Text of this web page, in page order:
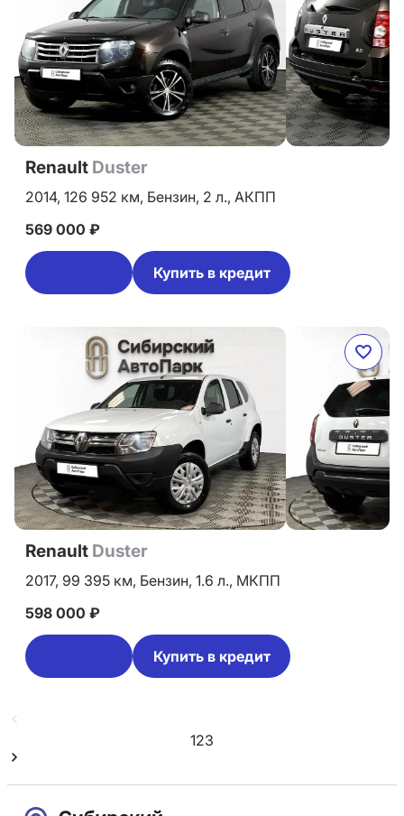
Renault Duster
2014, 126 952 км, Бензин, 2 л., АКПП
569 000 ₽
Купить в кредит
Renault Duster
2017, 99 395 км, Бензин, 1.6 л., МКПП
598 000 ₽
Купить в кредит
123